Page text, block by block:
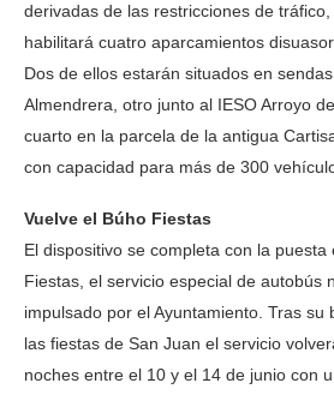
derivadas de las restricciones de
habilitará cuatro aparcamientos
Dos de ellos estarán situados en
Almendrera, otro junto al IESO Arroyo
cuarto en la parcela de la antigua
con capacidad para más de 300
Vuelve el Búho Fiestas
El dispositivo se completa con la
Fiestas, el servicio especial de autobús
impulsado por el Ayuntamiento. Tras su
las fiestas de San Juan el servicio
noches entre el 10 y el 14 de junio con